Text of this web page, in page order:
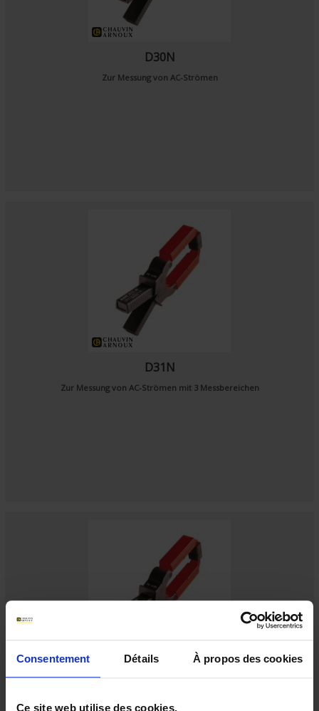
Consentement Détails À propos des cookies
Ce site web utilise des cookies.
D30N
Zur Messung von AC-Strömen
D31N
Zur Messung von AC-Strömen mit 3 Messbereichen